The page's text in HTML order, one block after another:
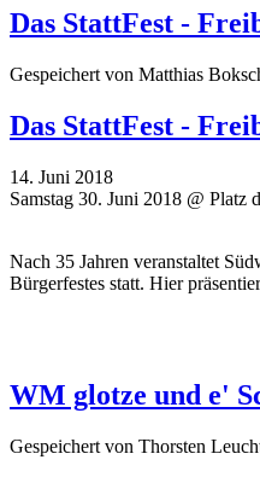
Das StattFest -
Gespeichert von Matthias
Das StattFest -
14. Juni 2018
Samstag 30. Juni 2018 @ Platz
Nach 35 Jahren veranstaltet
Bürgerfestes statt. Hier
WM glotze und e'
Gespeichert von Thorsten